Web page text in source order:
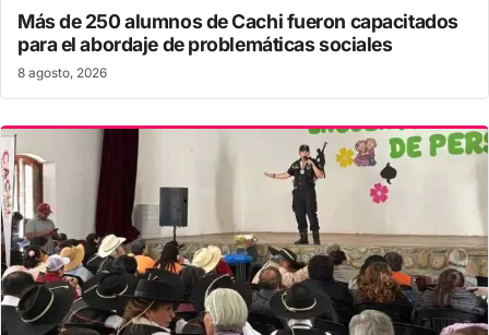
Más de 250 alumnos de Cachi fueron capacitados
para el abordaje de problemáticas sociales
8 agosto, 2026